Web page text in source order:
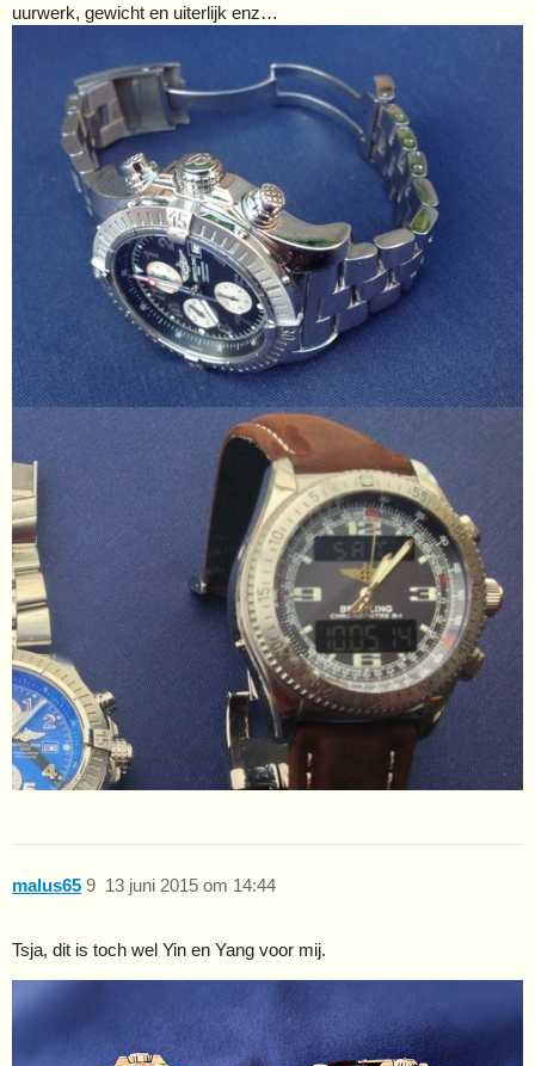
uurwerk, gewicht en uiterlijk enz…
malus65 13 juni 2015 om 14:44
9
Tsja, dit is toch wel Yin en Yang voor mij.